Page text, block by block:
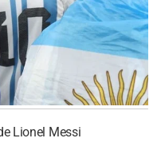
Lionel Messi